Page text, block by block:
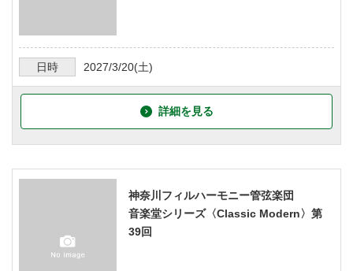
日時 2027/3/20(土)
詳細を見る
神奈川フィルハーモニー管弦楽団
音楽堂シリーズ〈Classic Modern〉第
39回